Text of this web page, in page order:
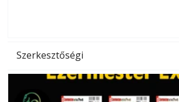
Szerkesztőségi